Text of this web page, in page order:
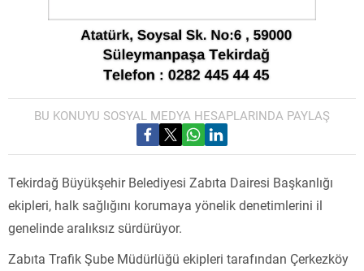
BU KONUYU SOSYAL MEDYA HESAPLARINDA PAYLAŞ
Tekirdağ Büyükşehir Belediyesi Zabıta Dairesi Başkanlığı
ekipleri, halk sağlığını korumaya yönelik denetimlerini il
genelinde aralıksız sürdürüyor.
Zabıta Trafik Şube Müdürlüğü ekipleri tarafından Çerkezköy